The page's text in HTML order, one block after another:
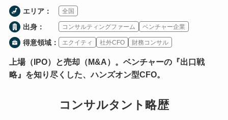
エリア： 全国
出身： コンサルティングファーム ベンチャー企業
得意領域： エクイティ 社外CFO 財務コンサル
上場（IPO）と売却（M&A）。ベンチャーの『出口戦
略』を知り尽くした、ハンズオン型CFO。
コンサルタント略歴